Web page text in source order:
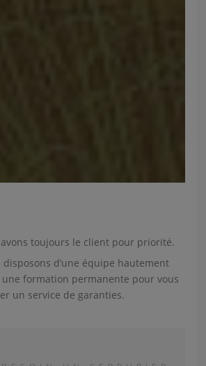
avons toujours le client pour priorité.
disposons d’une équipe hautement
formation permanente pour vous
un service de garanties.